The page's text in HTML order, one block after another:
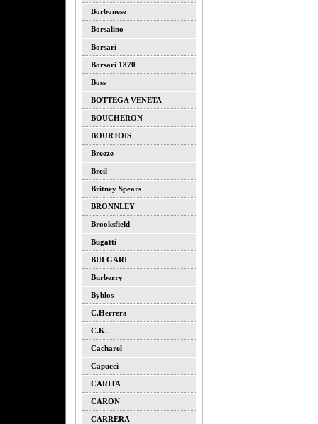
Borbonese
Borsalino
Borsari
Borsari 1870
Boss
BOTTEGA VENETA
BOUCHERON
BOURJOIS
Breeze
Breil
Britney Spears
BRONNLEY
Brooksfield
Bugatti
BULGARI
Burberry
Byblos
C.herrera
C.k.
Cacharel
Capucci
CARITA
CARON
CARRERA